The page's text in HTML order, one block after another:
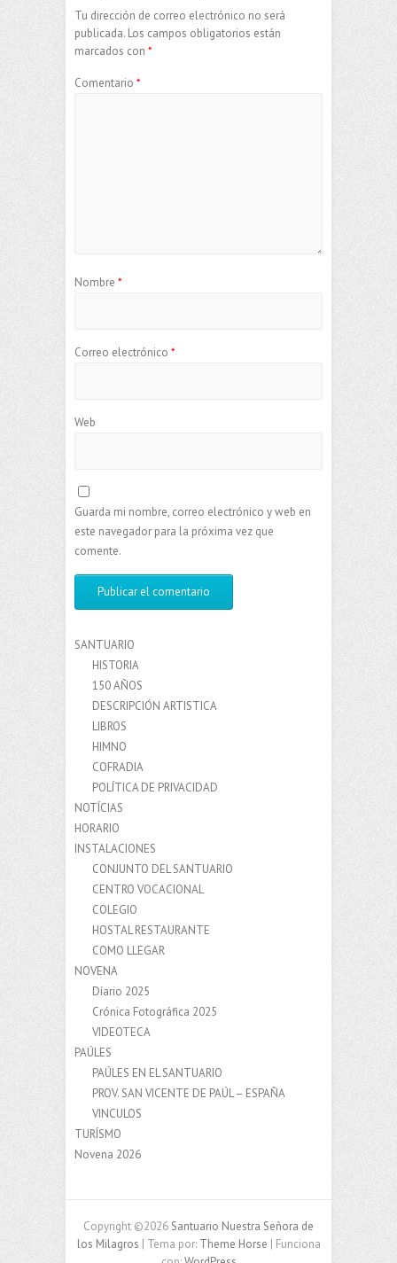
Tu dirección de correo electrónico no será
publicada. Los campos obligatorios están
marcados con *
Comentario *
Nombre *
Correo electrónico *
Web
Guarda mi nombre, correo electrónico y web en
este navegador para la próxima vez que
comente.
SANTUARIO
HISTORIA
150 AÑOS
DESCRIPCIÓN ARTISTICA
LIBROS
HIMNO
COFRADIA
POLÍTICA DE PRIVACIDAD
NOTÍCIAS
HORARIO
INSTALACIONES
CONJUNTO DEL SANTUARIO
CENTRO VOCACIONAL
COLEGIO
HOSTAL RESTAURANTE
COMO LLEGAR
NOVENA
Díario 2025
Crónica Fotográfica 2025
VIDEOTECA
PAÚLES
PAÚLES EN EL SANTUARIO
PROV. SAN VICENTE DE PAÚL – ESPAÑA
VINCULOS
TURÍSMO
Novena 2026
Copyright ©2026 Santuario Nuestra Señora de
los Milagros | Tema por: Theme Horse | Funciona